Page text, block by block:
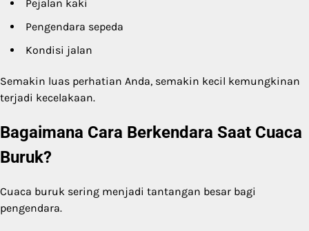
Pejalan kaki
Pengendara sepeda
Kondisi jalan
Semakin luas perhatian Anda, semakin kecil kemungkinan
terjadi kecelakaan.
Bagaimana Cara Berkendara Saat Cuaca
Buruk?
Cuaca buruk sering menjadi tantangan besar bagi
pengendara.